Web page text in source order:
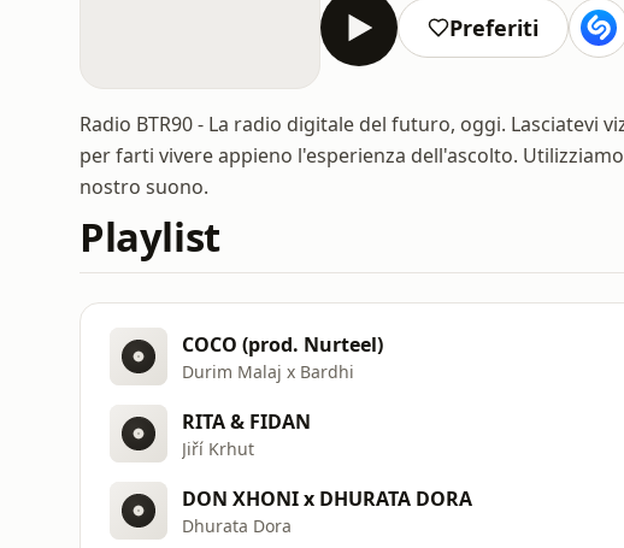
Preferiti
Radio BTR90 - La radio digitale del futuro, oggi. Lasciatevi
per farti vivere appieno l'esperienza dell'ascolto.
nostro suono.
Playlist
COCO (prod. Nurteel)
Durim Malaj x Bardhi
RITA & FIDAN
Jiří Krhut
DON XHONI x DHURATA DORA
Dhurata Dora